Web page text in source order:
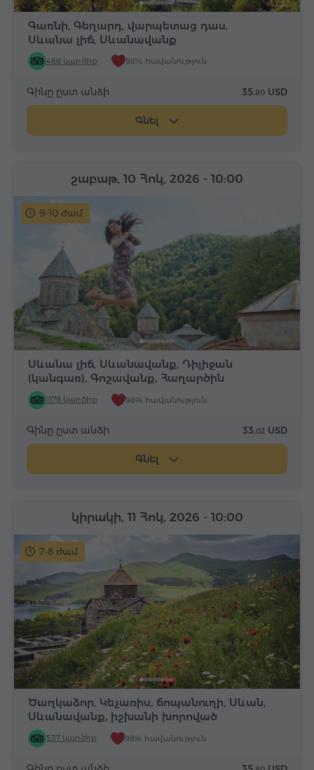
Գառնի, Գեղարդ, վարպետաց դաս,
Սևանա լիճ, Սևանավանք
466 կարծիք 98% հավանություն
Գինը ըստ անձի 35.80 USD
Գնել
9-10 ժամ
Սևանա լիճ, Սևանավանք, Դիլիջան
(կանգառ), Գոշավանք, Հաղարծին
1178 կարծիք 98% հավանություն
շաբաթ, 10 Հոկ, 2026 - 10:00
Գինը ըստ անձի 33.02 USD
Գնել
7-8 ժամ
Ծաղկաձոր, Կեչառիս, ճոպանուղի, Սևան,
Սևանավանք, իշխանի խորոված
537 կարծիք 98% հավանություն
կիրակի, 11 Հոկ, 2026 - 10:00